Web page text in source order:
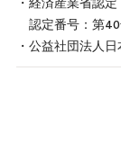
認定番号：第40
・公益社団法人